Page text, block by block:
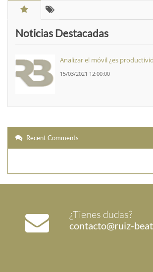
Noticias Destacadas
Analizar el móvil ¿es
15/03/2021 12:00:00
Recent Comments
¿Tienes dudas?
contacto@ruiz-